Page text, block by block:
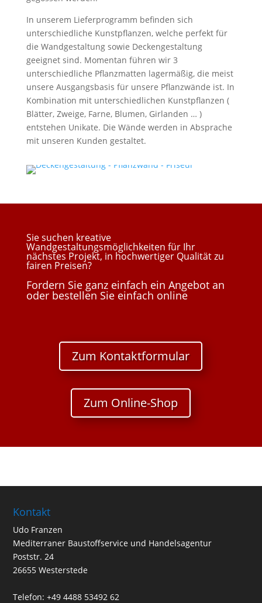
In unserem Lieferprogramm befinden sich
unterschiedliche Kunstpflanzen, welche perfekt für
die Wandgestaltung sowie Deckengestaltung
geeignet sind. Momentan führen wir 3
unterschiedliche Pflanzmatten lagermäßig, die meist
unsere Ausgangsbasis für unsere Pflanzwände ist. In
Kombination mit unterschiedlichen Kunstpflanzen (
Blätter, Zweige, Farne, Blumen, Girlanden … )
entstehen Unikate. Die Wände werden in Absprache
mit unseren Kunden gestaltet.
Sie suchen kreative
Wandgestaltungsmöglichkeiten für Ihr
nächstes Projekt, in hochwertiger Qualität zu
fairen Preisen?
Fordern Sie ganz einfach ein Angebot an
oder bestellen Sie einfach online
Zum Kontaktformular
Zum Online-Shop
Kontakt
Udo Franzen
Mediterraner Baustoffservice und Handelsagentur
Poststr. 24
26655 Westerstede
Telefon: +49 4488 53492 62